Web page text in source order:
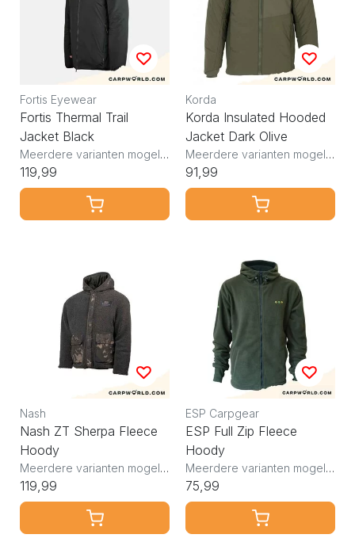
Fortis Eyewear
Fortis Thermal Trail
Jacket Black
Meerdere varianten mogelijk
119,99
Korda
Korda Insulated Hooded
Jacket Dark Olive
Meerdere varianten mogelijk
91,99
Nash
Nash ZT Sherpa Fleece
Hoody
Meerdere varianten mogelijk
119,99
ESP Carpgear
ESP Full Zip Fleece
Hoody
Meerdere varianten mogelijk
75,99